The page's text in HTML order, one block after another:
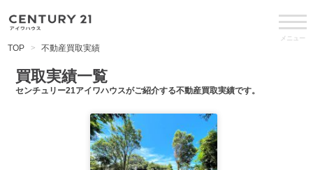
メニュー
TOP 不動産買取実績
買取実績一覧
センチュリー21アイワハウスがご紹介する不動産買取実績です。